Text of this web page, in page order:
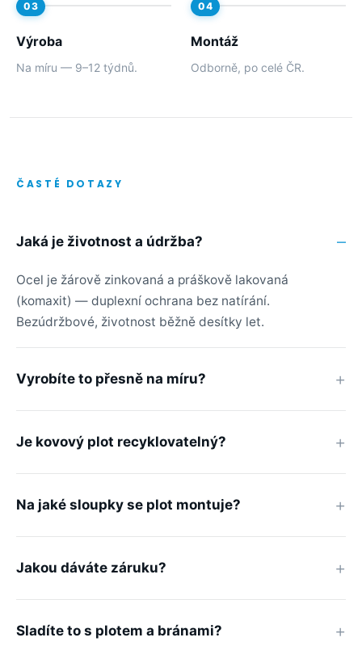
Výroba
Na míru — 9–12 týdnů.
Montáž
Odborně, po celé ČR.
ČASTÉ DOTAZY
Jaká je životnost a údržba?
Ocel je žárově zinkovaná a práškově lakovaná
(komaxit) — duplexní ochrana bez natírání.
Bezúdržbové, životnost běžně desítky let.
Vyrobíte to přesně na míru?
Je kovový plot recyklovatelný?
Na jaké sloupky se plot montuje?
Jakou dáváte záruku?
Sladíte to s plotem a bránami?